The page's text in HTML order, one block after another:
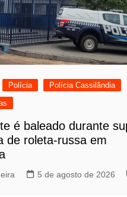
Polícia
Polícia Cassilândia
é baleado durante
de roleta-russa em
5 de agosto de 2026